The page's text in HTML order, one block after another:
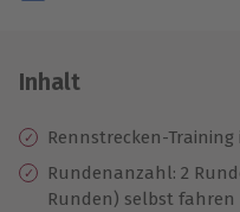
Inhalt
Rennstrecken-Training
Rundenanzahl: 2
Runden) selbst fahren